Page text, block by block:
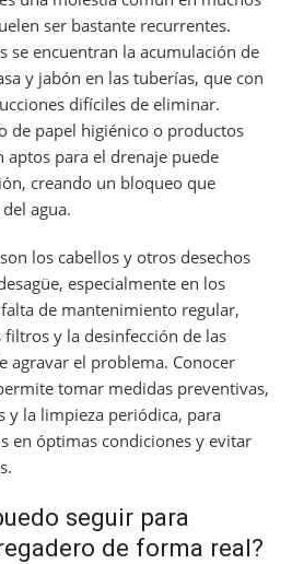
ser bastante recurrentes.
se encuentran la acumulación de
y jabón en las tuberías, que con
difíciles de eliminar.
de papel higiénico o productos
aptos para el drenaje puede
creando un bloqueo que
agua.
los cabellos y otros desechos
especialmente en los
de mantenimiento regular,
y la desinfección de las
agravar el problema. Conocer
tomar medidas preventivas,
y la limpieza periódica, para
en óptimas condiciones y evitar
seguir para
de forma real?